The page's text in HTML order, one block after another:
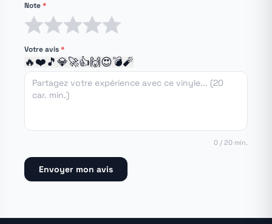
Note*
Votre avis*
🔥❤️🎵💎🚀👍🙌😍💣🧨
0 / 20 min.
Envoyer mon avis